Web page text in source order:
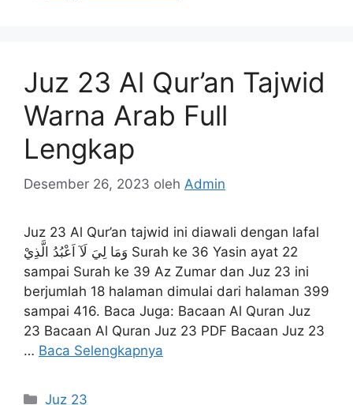
Juz 23 Al Qur’an Tajwid
Warna Arab Full
Lengkap
Desember 26, 2023 oleh Admin
Juz 23 Al Qur’an tajwid ini diawali dengan lafal
وَمَا لِيَ لَآ اَعْبُدُ الَّذِيْ Surah ke 36 Yasin ayat 22
sampai Surah ke 39 Az Zumar dan Juz 23 ini
berjumlah 18 halaman dimulai dari halaman 399
sampai 416. Baca Juga: Bacaan Al Quran Juz
23 Bacaan Al Quran Juz 23 PDF Bacaan Juz 23
… Baca Selengkapnya
Kategori
Juz 23